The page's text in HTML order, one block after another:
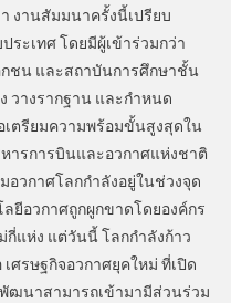
งานสัมมนาครั้งนี้เปรียบ
ระเทศ โดยมีผู้เข้าร่วมกว่า
กชน และสถาบันการศึกษาชั้น
วางรากฐาน และกำหนด
เตรียมความพร้อมขั้นสูงสุดใน
ารการบินและอวกาศแห่งชาติ
วกาศโลกกำลังอยู่ในช่วงจุด
ยีอวกาศถูกผูกขาดโดยองค์กร
กี่แห่ง แต่วันนี้ โลกกำลังก้าว
เศรษฐกิจอวกาศยุคใหม่ ที่เปิด
ฒนาสามารถเข้ามามีส่วนร่วม